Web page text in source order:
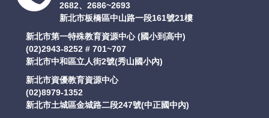
活動訊息
2682、2686~2693
新北市板橋區中山路一段161號21樓
新北市第一特殊教育資源中心 (國小到高中)
(02)2943-8252 # 701~707
新北市中和區立人街2號(秀山國小內)
新北市資優教育資源中心
(02)8979-1352
新北市土城區金城路二段247號(中正國中內)